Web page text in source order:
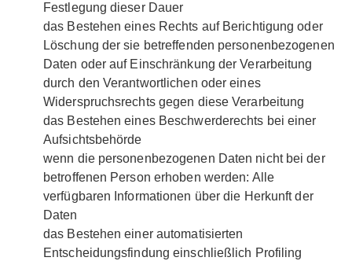
Festlegung dieser Dauer
das Bestehen eines Rechts auf Berichtigung oder
Löschung der sie betreffenden personenbezogenen
Daten oder auf Einschränkung der Verarbeitung
durch den Verantwortlichen oder eines
Widerspruchsrechts gegen diese Verarbeitung
das Bestehen eines Beschwerderechts bei einer
Aufsichtsbehörde
wenn die personenbezogenen Daten nicht bei der
betroffenen Person erhoben werden: Alle
verfügbaren Informationen über die Herkunft der
Daten
das Bestehen einer automatisierten
Entscheidungsfindung einschließlich Profiling